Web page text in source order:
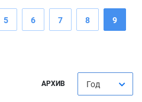
5 6 7 8 9
АРХИВ Год